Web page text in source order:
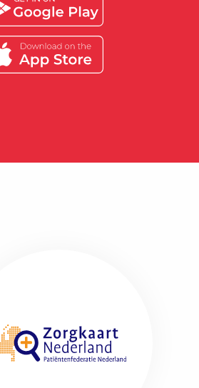
Bekijk alle ervaringen